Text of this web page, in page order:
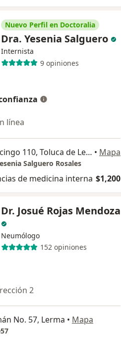
Nuevo Perfil en Doctoralia
Dra. Yesenia Salguero
Internista
9 opiniones
línea
Calle Prol. Tenancingo 110, Toluca de Lerdo • Mapa
Salguero Rosales
de medicina interna $1,200
Dr. Josué Rojas Mendoza
Neumólogo
152 opiniones
2
No. 57, Lerma • Mapa